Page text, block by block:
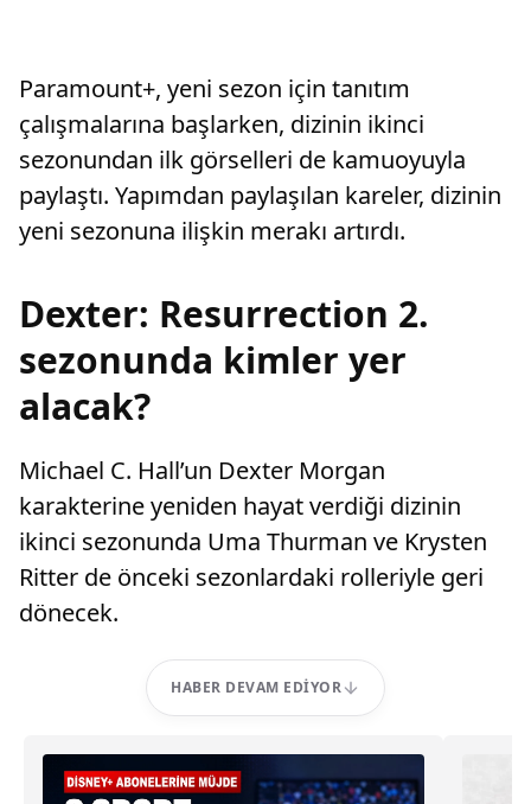
Paramount+, yeni sezon için tanıtım
çalışmalarına başlarken, dizinin ikinci
sezonundan ilk görselleri de kamuoyuyla
paylaştı. Yapımdan paylaşılan kareler, dizinin
yeni sezonuna ilişkin merakı artırdı.
Dexter: Resurrection 2.
sezonunda kimler yer
alacak?
Michael C. Hall’un Dexter Morgan
karakterine yeniden hayat verdiği dizinin
ikinci sezonunda Uma Thurman ve Krysten
Ritter de önceki sezonlardaki rolleriyle geri
dönecek.
HABER DEVAM EDIYOR